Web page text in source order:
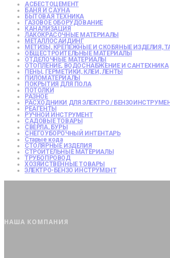
АСБЕСТОЦЕМЕНТ
БАНЯ И САУНА
БЫТОВАЯ ТЕХНИКА
ГАЗОВОЕ ОБОРУДОВАНИЕ
КАНАЛИЗАЦИЯ
ЛАКОКРАСОЧНЫЕ МАТЕРИАЛЫ
МЕТАЛЛОСАЙДИНГ
МЕТИЗЫ, КРЕПЕЖНЫЕ И СКОБЯНЫЕ ИЗДЕЛИЯ,
ОБЩЕСТРОИТЕЛЬНЫЕ МАТЕРИАЛЫ
ОТДЕЛОЧНЫЕ МАТЕРИАЛЫ
ОТОПЛЕНИЕ, ВОДОСНАБЖЕНИЕ И САНТЕХНИКА
ПЕНЫ, ГЕРМЕТИКИ, КЛЕИ, ЛЕНТЫ
ПИЛОМАТЕРИАЛЫ
ПОКРЫТИЯ ДЛЯ ПОЛА
ПОТОЛКИ
РАЗНОЕ
РАСХОДНИКИ ДЛЯ ЭЛЕКТРО /
РЕАГЕНТЫ
РУЧНОЙ ИНСТРУМЕНТ
САДОВЫЕ ТОВАРЫ
СВЕРЛА, БУРЫ
СНЕГОУБОРОЧНЫЙ ИНТЕНТАРЬ
Старые кода
СТОЛЯРНЫЕ ИЗДЕЛИЯ
СТРОИТЕЛЬНЫЕ МАТЕРИАЛЫ
ТРУБОПРОВОД
ХОЗЯЙСТВЕННЫЕ ТОВАРЫ
ЭЛЕКТРО-БЕНЗО ИНСТРУМЕНТ
НАША КОМПАНИЯ